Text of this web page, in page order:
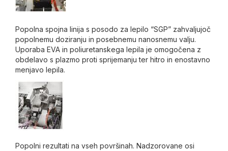
Popolna spojna linija s posodo za lepilo “SGP” zahvaljujoč
popolnemu doziranju in posebnemu nanosnemu valju.
Uporaba EVA in poliuretanskega lepila je omogočena z
obdelavo s plazmo proti sprijemanju ter hitro in enostavno
menjavo lepila.
Popolni rezultati na vseh površinah. Nadzorovane osi